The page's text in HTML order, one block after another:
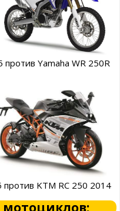
Yamaha WR 250R
KTM RC 250 2014